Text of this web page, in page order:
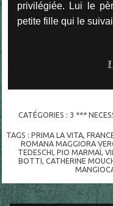
privilégiée. Lui le
petite fille qui le
CATÉGORIES : 3 ***
TAGS :PRIMA LA VITA ,
ROMANA MAGGIORA
TEDESCHI ,PIO MARMAÏ ,
BOTTI CATHERINE